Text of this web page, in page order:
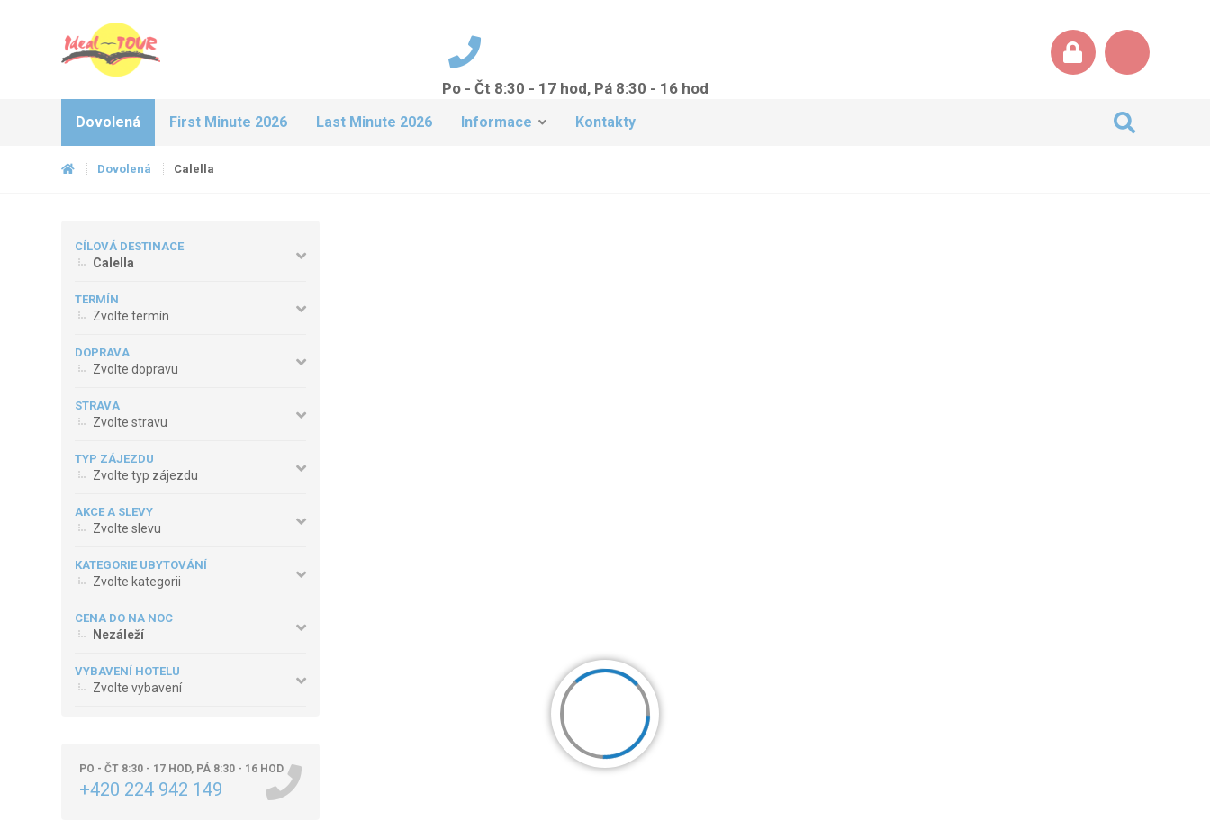
Po - Čt 8:30 - 17 hod, Pá 8:30 - 16 hod
Dovolená First Minute 2026 Last Minute 2026 Informace Kontakty
Dovolená Calella
CÍLOVÁ DESTINACE
Calella
TERMÍN
Zvolte termín
DOPRAVA
Zvolte dopravu
STRAVA
Zvolte stravu
TYP ZÁJEZDU
Zvolte typ zájezdu
AKCE A SLEVY
Zvolte slevu
KATEGORIE UBYTOVÁNÍ
Zvolte kategorii
CENA DO NA NOC
Nezáleží
VYBAVENÍ HOTELU
Zvolte vybavení
PO - ČT 8:30 - 17 HOD, PÁ 8:30 - 16 HOD
+420 224 942 149